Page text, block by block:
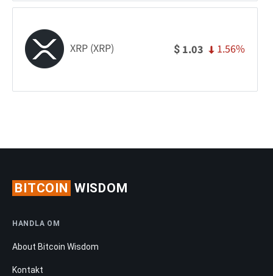
XRP (XRP) $ 1.03 1.56%
BITCOIN WISDOM
HANDLA OM
About Bitcoin Wisdom
Kontakt